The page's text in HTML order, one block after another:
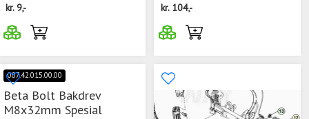
kr.9,- kr. 104,-
007.42.015.00.00
Beta Bolt Bakdrev
M8x32mm Spesial